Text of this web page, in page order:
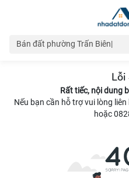
Rất tiếc, nội dung
Nếu bạn cần hỗ trợ vui lòng
hoặc